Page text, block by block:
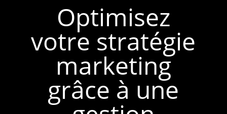
Optimisez
votre stratégie
marketing
grâce à une